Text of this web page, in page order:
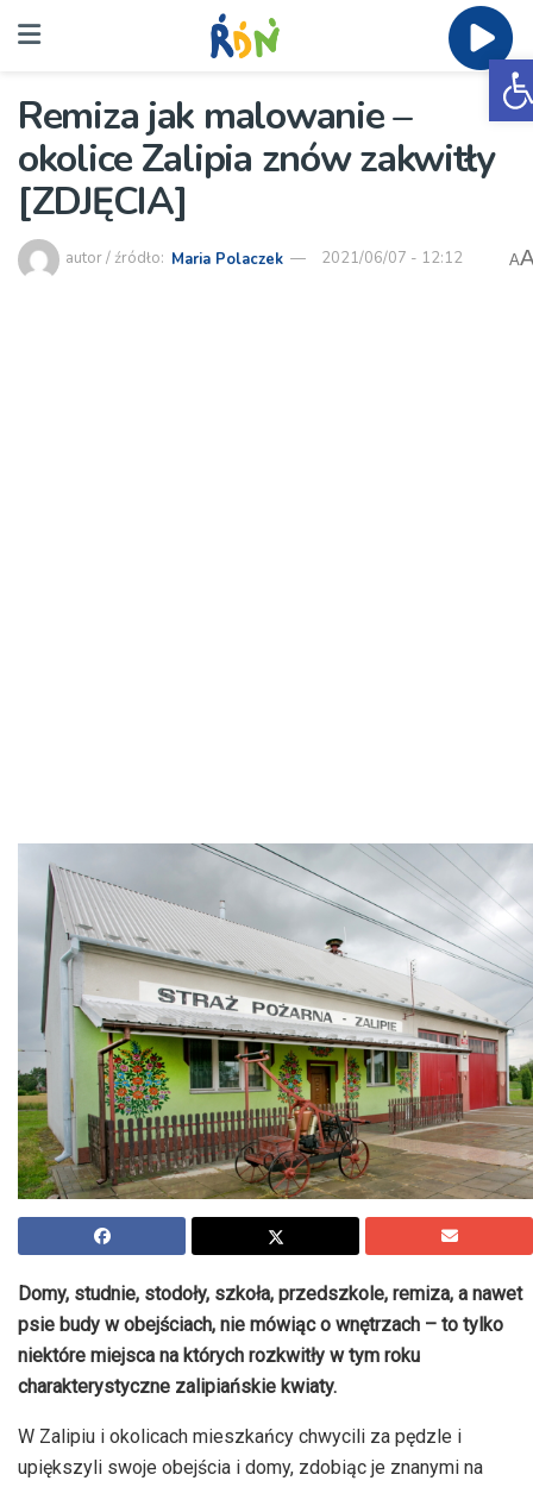
Remiza jak malowanie –
okolice Zalipia znów zakwitły
[ZDJĘCIA]
autor / źródło: Maria Polaczek 2021/06/07 - 12:12 A
Domy, studnie, stodoły, szkoła, przedszkole, remiza, a nawet
psie budy w obejściach, nie mówiąc o wnętrzach – to tylko
niektóre miejsca na których rozkwitły w tym roku
charakterystyczne zalipiańskie kwiaty.
W Zalipiu i okolicach mieszkańcy chwycili za pędzle i
upiększyli swoje obejścia i domy, zdobiąc je znanymi na